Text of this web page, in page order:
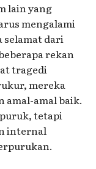
lain yang
mengalami
selamat dari
rekan
tragedi
mereka
amal-amal baik.
tetapi
internal